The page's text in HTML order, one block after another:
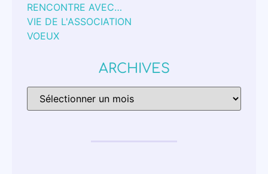
RENCONTRE AVEC…
VIE DE L'ASSOCIATION
VOEUX
ARCHIVES